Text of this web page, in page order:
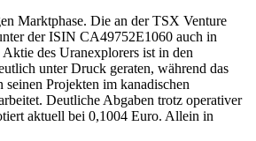
Marktphase. Die an der TSX Venture
der ISIN CA49752E1060 auch in
des Uranexplorers ist in den
unter Druck geraten, während das
seinen Projekten im kanadischen
Deutliche Abgaben trotz operativer
aktuell bei 0,1004 Euro. Allein in